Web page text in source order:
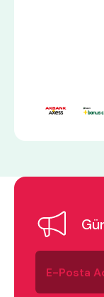
ne
E-
Posta
Adresiniz